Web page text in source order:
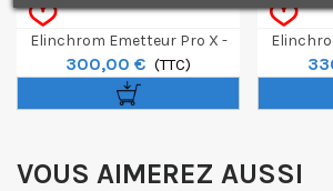
Elinchrom Emetteur Pro X -
Fujifilm
300,00 € (TTC)
VOUS AIMEREZ AUSSI
J'accepte de recevoir des SMS de la part de la